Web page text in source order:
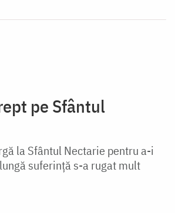
pe Sfântul
la Sfântul Nectarie pentru a-i
suferință s-a rugat mult